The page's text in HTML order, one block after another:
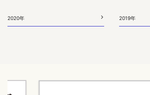
2020年 2019年